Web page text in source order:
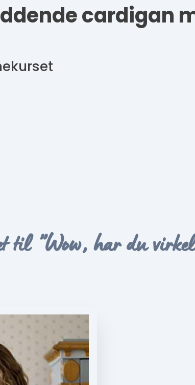
cardigan
til ”Wow, har du